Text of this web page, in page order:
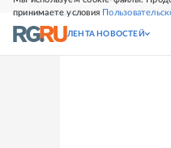
принимаете условия
СВЕЖИЙ НОМЕР
ЛЕНТА НОВОСТЕЙ